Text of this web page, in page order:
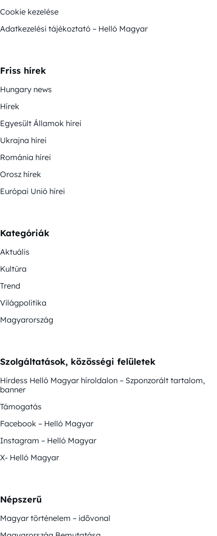
Cookie kezelése
Adatkezelési tájékoztató – Helló Magyar
Friss hírek
Hungary news
Hírek
Egyesült Államok hírei
Ukrajna hírei
Románia hírei
Orosz hírek
Európai Unió hírei
Kategóriák
Aktuális
Kultúra
Trend
Világpolitika
Magyarország
Szolgáltatások, közösségi felületek
Hirdess Helló Magyar híroldalon – Szponzorált tartalom,
banner
Támogatás
Facebook – Helló Magyar
Instagram – Helló Magyar
X- Helló Magyar
Népszerű
Magyar történelem – idővonal